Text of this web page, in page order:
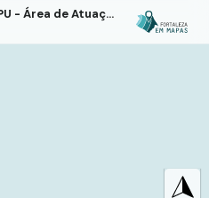
Microterritórios do PMPU - Área de Atuação